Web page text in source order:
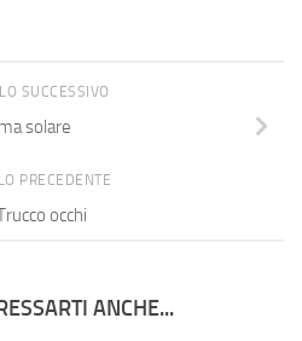
SUCCESSIVO
solare
PRECEDENTE
occhi
ANCHE...